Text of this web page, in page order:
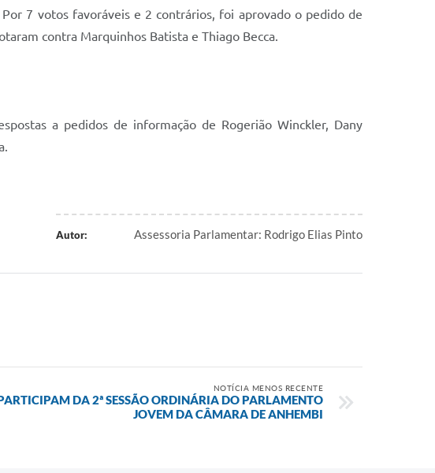
7 votos favoráveis e 2 contrários, foi aprovado o pedido de
contra Marquinhos Batista e Thiago Becca.
a pedidos de informação de Rogerião Winckler, Dany
Autor: Assessoria Parlamentar: Rodrigo Elias Pinto
NOTÍCIA MENOS RECENTE
DA 2ª SESSÃO ORDINÁRIA DO PARLAMENTO
JOVEM DA CÂMARA DE ANHEMBI